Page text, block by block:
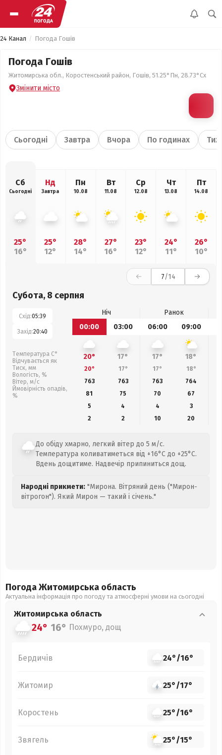
24 Канал Погода Гошів
Погода Гошів
Житомирська обл., Коростенський район, Гошів, 51.25°Пн, 28.73°Сх
Змінити місто
Сьогодні Завтра Вчора По годинах
Сб
Сьогодні
25°
16°
Нд
Завтра
25°
12°
Пн
10.08
28°
14°
Вт
11.08
27°
16°
Ср
12.08
23°
12°
Чт
13.08
24°
11°
Пт
14.08
26°
10°
7/14
Субота, 8 серпня
Схід:05:39
Захід:20:40
Температура С°
Відчувається як
Тиск, мм
Вологість, %
Вітер, м/с
Ймовірність опадів,
%
Ніч
Ранок
00:00
03:00 06:00 09:00
20° 17° 17° 18°
20° 17° 17° 18°
763
763 763 764
81
75 70 67
5
4 4
3
2
2 10 20
До обіду хмарно, легкий вітер до 5 м/с.
Температура коливатиметься від +16°C до +25°C.
Вдень дощитиме. Надвечір припиниться дощ.
Народні прикмети: "Мирона. Вітряний день ("Мирон-
вітрогон"). Який Мирон — такий і січень."
Погода Житомирська область
Актуальна інформація про погоду та атмосферні умови на сьогодні
Житомирська область
24° 16° Похмуро, дощ
Бердичів 24°/16°
Житомир 25°/17°
Коростень 25°/16°
Звягель 25°/15°